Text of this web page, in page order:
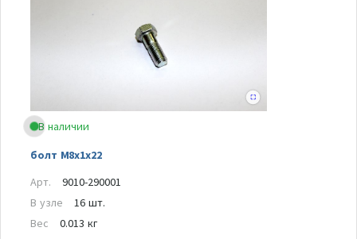
В наличии
болт M8х1х22
Арт.
9010-290001
В узле
16 шт.
Вес
0.013 кг